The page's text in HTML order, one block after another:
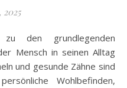
2025
Mensch in seinen Alltag
und gesunde Zähne sind
Wohlbefinden,